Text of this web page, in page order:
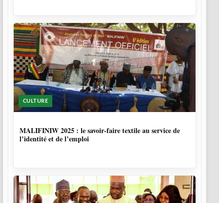
CULTURE
MALIFINIW 2025 : le savoir-faire textile au service de
l’identité et de l’emploi